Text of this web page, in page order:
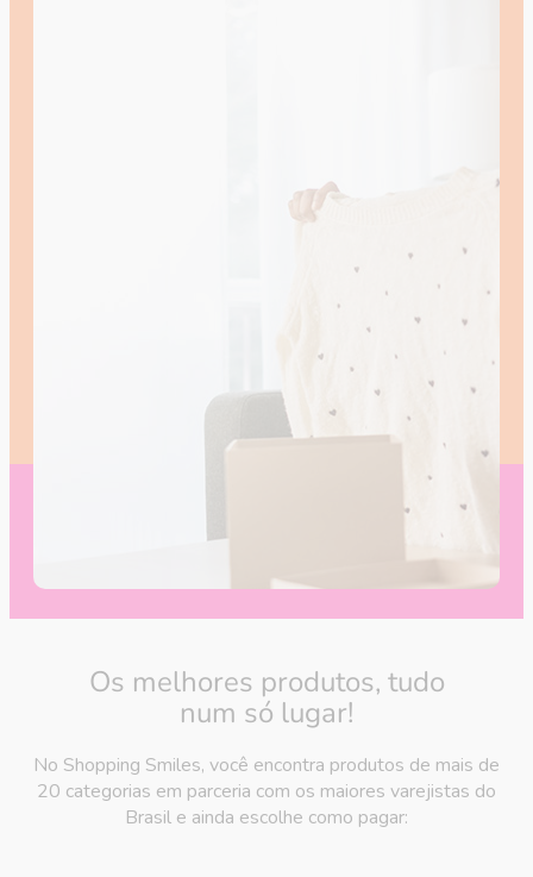
Os melhores produtos, tudo
num só lugar!
No Shopping Smiles, você encontra produtos de mais de
20 categorias em parceria com os maiores varejistas do
Brasil e ainda escolhe como pagar: